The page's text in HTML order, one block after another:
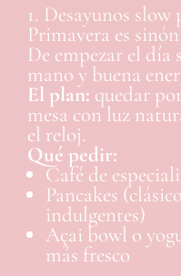
1. Desayunos
Primavera es
De empezar el día
mano y buena
El plan: quedar
mesa con luz
el reloj.
Qué pedir:
Café de
Pancakes
indulgentes)
Açai bowl o
más fresco